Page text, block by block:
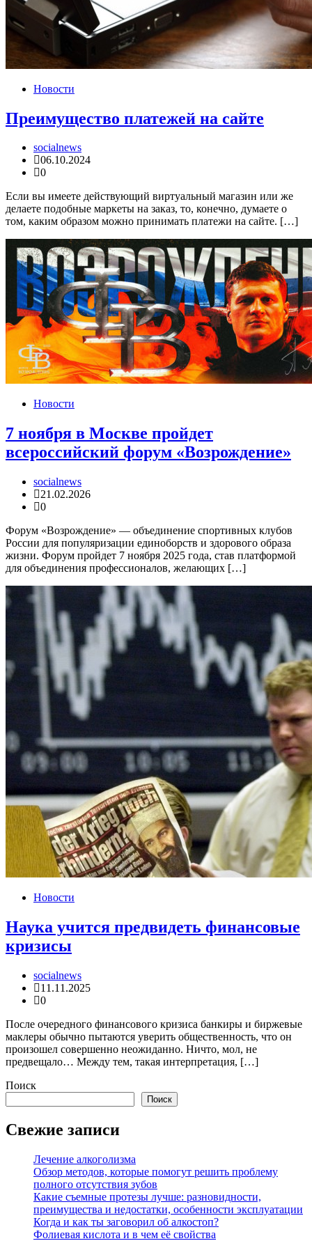
Новости
Преимущество платежей на сайте
socialnews
06.10.2024
0
Если вы имеете действующий виртуальный магазин или же
делаете подобные маркеты на заказ, то, конечно, думаете о
том, каким образом можно принимать платежи на сайте. […]
Новости
7 ноября в Москве пройдет
всероссийский форум «Возрождение»
socialnews
21.02.2026
0
Форум «Возрождение» — объединение спортивных клубов
России для популяризации единоборств и здорового образа
жизни. Форум пройдет 7 ноября 2025 года, став платформой
для объединения профессионалов, желающих […]
Новости
Наука учится предвидеть финансовые
кризисы
socialnews
11.11.2025
0
После очередного финансового кризиса банкиры и биржевые
маклеры обычно пытаются уверить общественность, что он
произошел совершенно неожиданно. Ничто, мол, не
предвещало… Между тем, такая интерпретация, […]
Поиск
Поиск
Свежие записи
Лечение алкоголизма
Обзор методов, которые помогут решить проблему
полного отсутствия зубов
Какие съемные протезы лучше: разновидности,
преимущества и недостатки, особенности эксплуатации
Когда и как ты заговорил об алкостоп?
Фолиевая кислота и в чем её свойства